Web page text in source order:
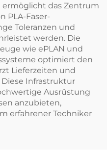
das Zentrum
PLA-Faser-
Toleranzen und
werden. Die
wie ePLAN und
optimiert den
Lieferzeiten und
Infrastruktur
Ausrüstung
anzubieten,
erfahrener Techniker